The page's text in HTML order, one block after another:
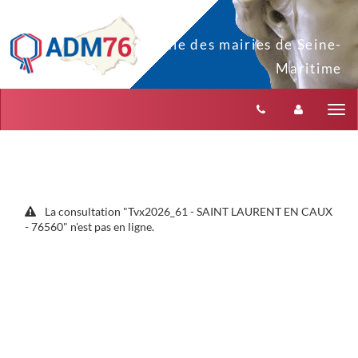
La consultation "Tvx2026_61 - SAINT LAURENT EN CAUX
- 76560" n'est pas en ligne.